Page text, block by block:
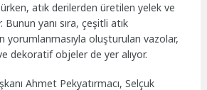
atık derilerden üretilen yelek ve
yanı sıra, çeşitli atık
yorumlanmasıyla oluşturulan vazolar,
dekoratif objeler de yer alıyor.
Ahmet Pekyatırmacı, Selçuk